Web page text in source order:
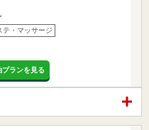
テ・マッサージ
ランを見る